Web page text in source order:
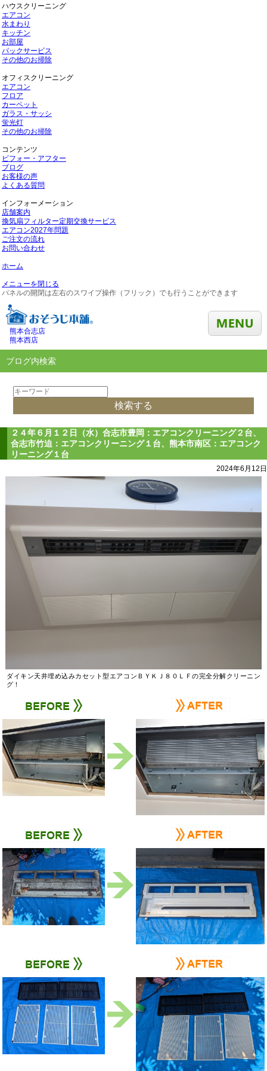
ハウスクリーニング
エアコン
水まわり
キッチン
お部屋
パックサービス
その他のお掃除
オフィスクリーニング
エアコン
フロア
カーペット
ガラス・サッシ
蛍光灯
その他のお掃除
コンテンツ
ビフォー・アフター
ブログ
お客様の声
よくある質問
インフォーメーション
店舗案内
換気扇フィルター定期交換サービス
エアコン2027年問題
ご注文の流れ
お問い合わせ
ホーム
メニューを閉じる
パネルの開閉は左右のスワイプ操作（フリック）でも行うことができます
熊本合志店
熊本西店
ブログ内検索
２４年６月１２日（水）合志市豊岡：エアコンクリーニング２台、
合志市竹迫：エアコンクリーニング１台、熊本市南区：エアコンク
リーニング１台
2024年6月12日
ダイキン天井埋め込みカセット型エアコンＢＹＫＪ８０ＬＦの完全分解クリーニン
グ！